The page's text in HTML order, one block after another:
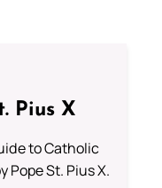
Pius X
to Catholic
St. Pius X.